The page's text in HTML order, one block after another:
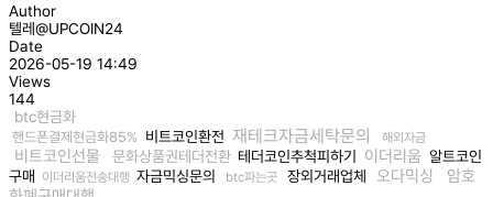
Author
텔레@UPCOIN24
Date
2026-05-19 14:49
Views
144
btc현금화
핸드폰결제현금화85% 비트코인환전 재테크자금세탁문의 해외자금
비트코인선물 문화상품권테더전환 테더코인추척피하기 이더리움 알트코인
구매
이더리움전송대행 자금믹싱문의 btc파는곳 장외거래업체 오다믹싱
암호